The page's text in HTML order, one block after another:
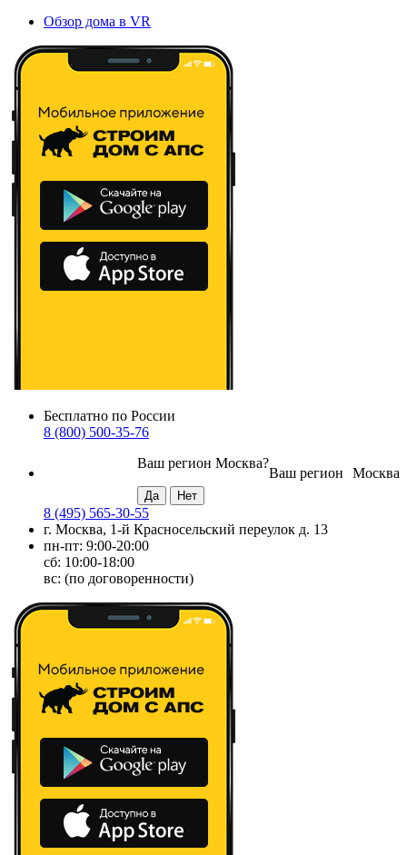
Обзор дома в VR
Бесплатно по России
8 (800) 500-35-76
Москва
Ваш регион
Ваш регион Москва?
8 (495) 565-30-55
г. Москва, 1-й Красносельский переулок д. 13
пн-пт: 9:00-20:00
сб: 10:00-18:00
вс: (по договоренности)